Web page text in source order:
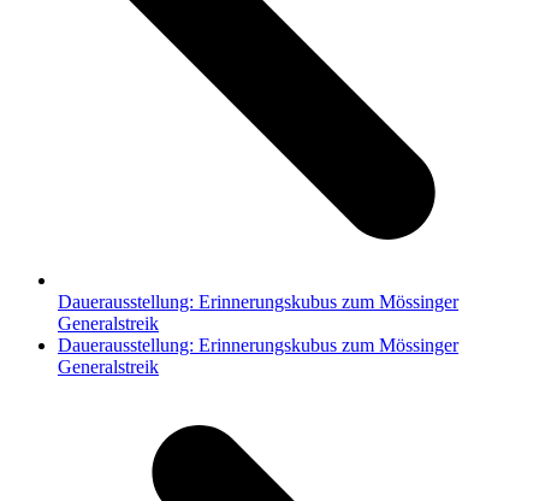
Dauerausstellung: Erinnerungskubus zum Mössinger
Generalstreik
Nächster
Beitrag:
Dauerausstellung: Erinnerungskubus zum Mössinger
Generalstreik